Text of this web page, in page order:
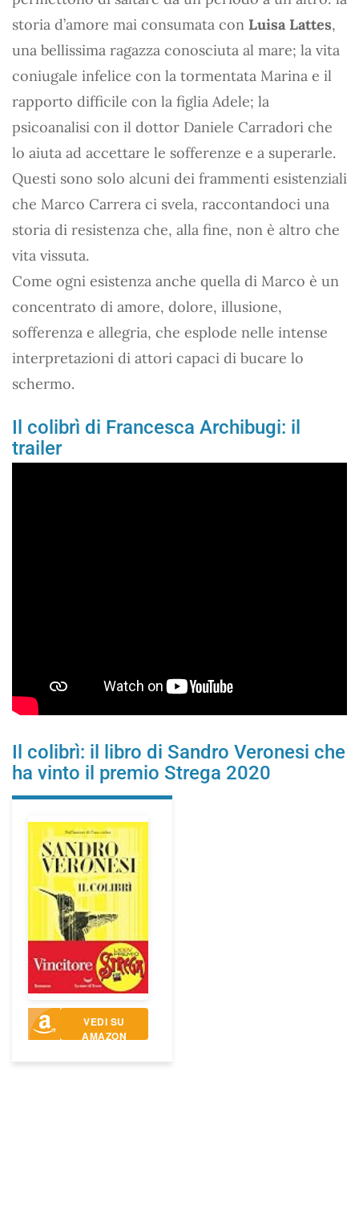
storia d’amore mai consumata con Luisa Lattes,
una bellissima ragazza conosciuta al mare; la vita
coniugale infelice con la tormentata Marina e il
rapporto difficile con la figlia Adele; la
psicoanalisi con il dottor Daniele Carradori che
lo aiuta ad accettare le sofferenze e a superarle.
Questi sono solo alcuni dei frammenti esistenziali
che Marco Carrera ci svela, raccontandoci una
storia di resistenza che, alla fine, non è altro che
vita vissuta.
Come ogni esistenza anche quella di Marco è un
concentrato di amore, dolore, illusione,
sofferenza e allegria, che esplode nelle intense
interpretazioni di attori capaci di bucare lo
schermo.
Il colibrì di Francesca Archibugi: il
trailer
Il colibrì: il libro di Sandro Veronesi che
ha vinto il premio Strega 2020
VEDI SU
AMAZON